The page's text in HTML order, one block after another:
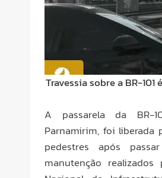
Travessia sobre a BR-
A passarela da BR-
Parnamirim, foi liberada
pedestres após
manutenção realizados